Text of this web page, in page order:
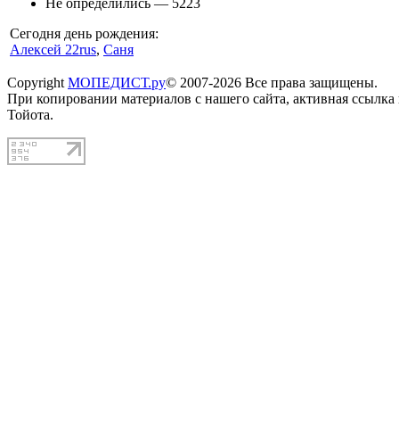
Не определились — 5223
Сегодня день рождения:
Алексей 22rus, Саня
Copyright МОПЕДИСТ.ру© 2007-2026 Все права защищены.
При копировании материалов с нашего сайта, активная
Тойота.